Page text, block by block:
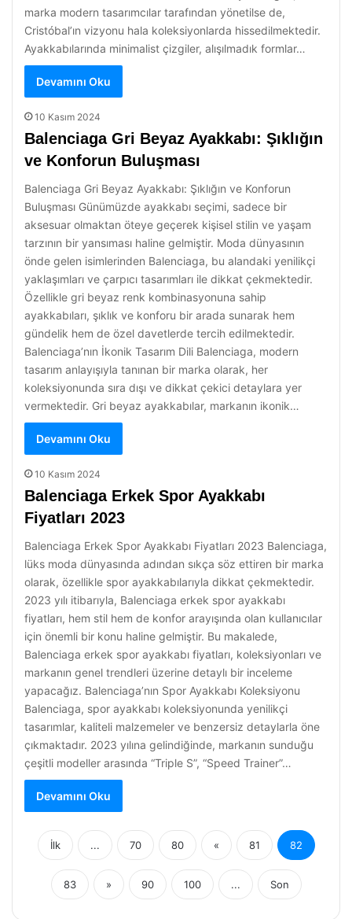
marka modern tasarımcılar tarafından yönetilse de,
Cristóbal’ın vizyonu hala koleksiyonlarda hissedilmektedir.
Ayakkabılarında minimalist çizgiler, alışılmadık formlar…
Devamını Oku
10 Kasım 2024
Balenciaga Gri Beyaz Ayakkabı: Şıklığın
ve Konforun Buluşması
Balenciaga Gri Beyaz Ayakkabı: Şıklığın ve Konforun
Buluşması Günümüzde ayakkabı seçimi, sadece bir
aksesuar olmaktan öteye geçerek kişisel stilin ve yaşam
tarzının bir yansıması haline gelmiştir. Moda dünyasının
önde gelen isimlerinden Balenciaga, bu alandaki yenilikçi
yaklaşımları ve çarpıcı tasarımları ile dikkat çekmektedir.
Özellikle gri beyaz renk kombinasyonuna sahip
ayakkabıları, şıklık ve konforu bir arada sunarak hem
gündelik hem de özel davetlerde tercih edilmektedir.
Balenciaga’nın İkonik Tasarım Dili Balenciaga, modern
tasarım anlayışıyla tanınan bir marka olarak, her
koleksiyonunda sıra dışı ve dikkat çekici detaylara yer
vermektedir. Gri beyaz ayakkabılar, markanın ikonik…
Devamını Oku
10 Kasım 2024
Balenciaga Erkek Spor Ayakkabı
Fiyatları 2023
Balenciaga Erkek Spor Ayakkabı Fiyatları 2023 Balenciaga,
lüks moda dünyasında adından sıkça söz ettiren bir marka
olarak, özellikle spor ayakkabılarıyla dikkat çekmektedir.
2023 yılı itibarıyla, Balenciaga erkek spor ayakkabı
fiyatları, hem stil hem de konfor arayışında olan kullanıcılar
için önemli bir konu haline gelmiştir. Bu makalede,
Balenciaga erkek spor ayakkabı fiyatları, koleksiyonları ve
markanın genel trendleri üzerine detaylı bir inceleme
yapacağız. Balenciaga’nın Spor Ayakkabı Koleksiyonu
Balenciaga, spor ayakkabı koleksiyonunda yenilikçi
tasarımlar, kaliteli malzemeler ve benzersiz detaylarla öne
çıkmaktadır. 2023 yılına gelindiğinde, markanın sunduğu
çeşitli modeller arasında “Triple S”, “Speed Trainer”…
Devamını Oku
İlk ... 70 80 « 81 82
83 » 90 100 ... Son